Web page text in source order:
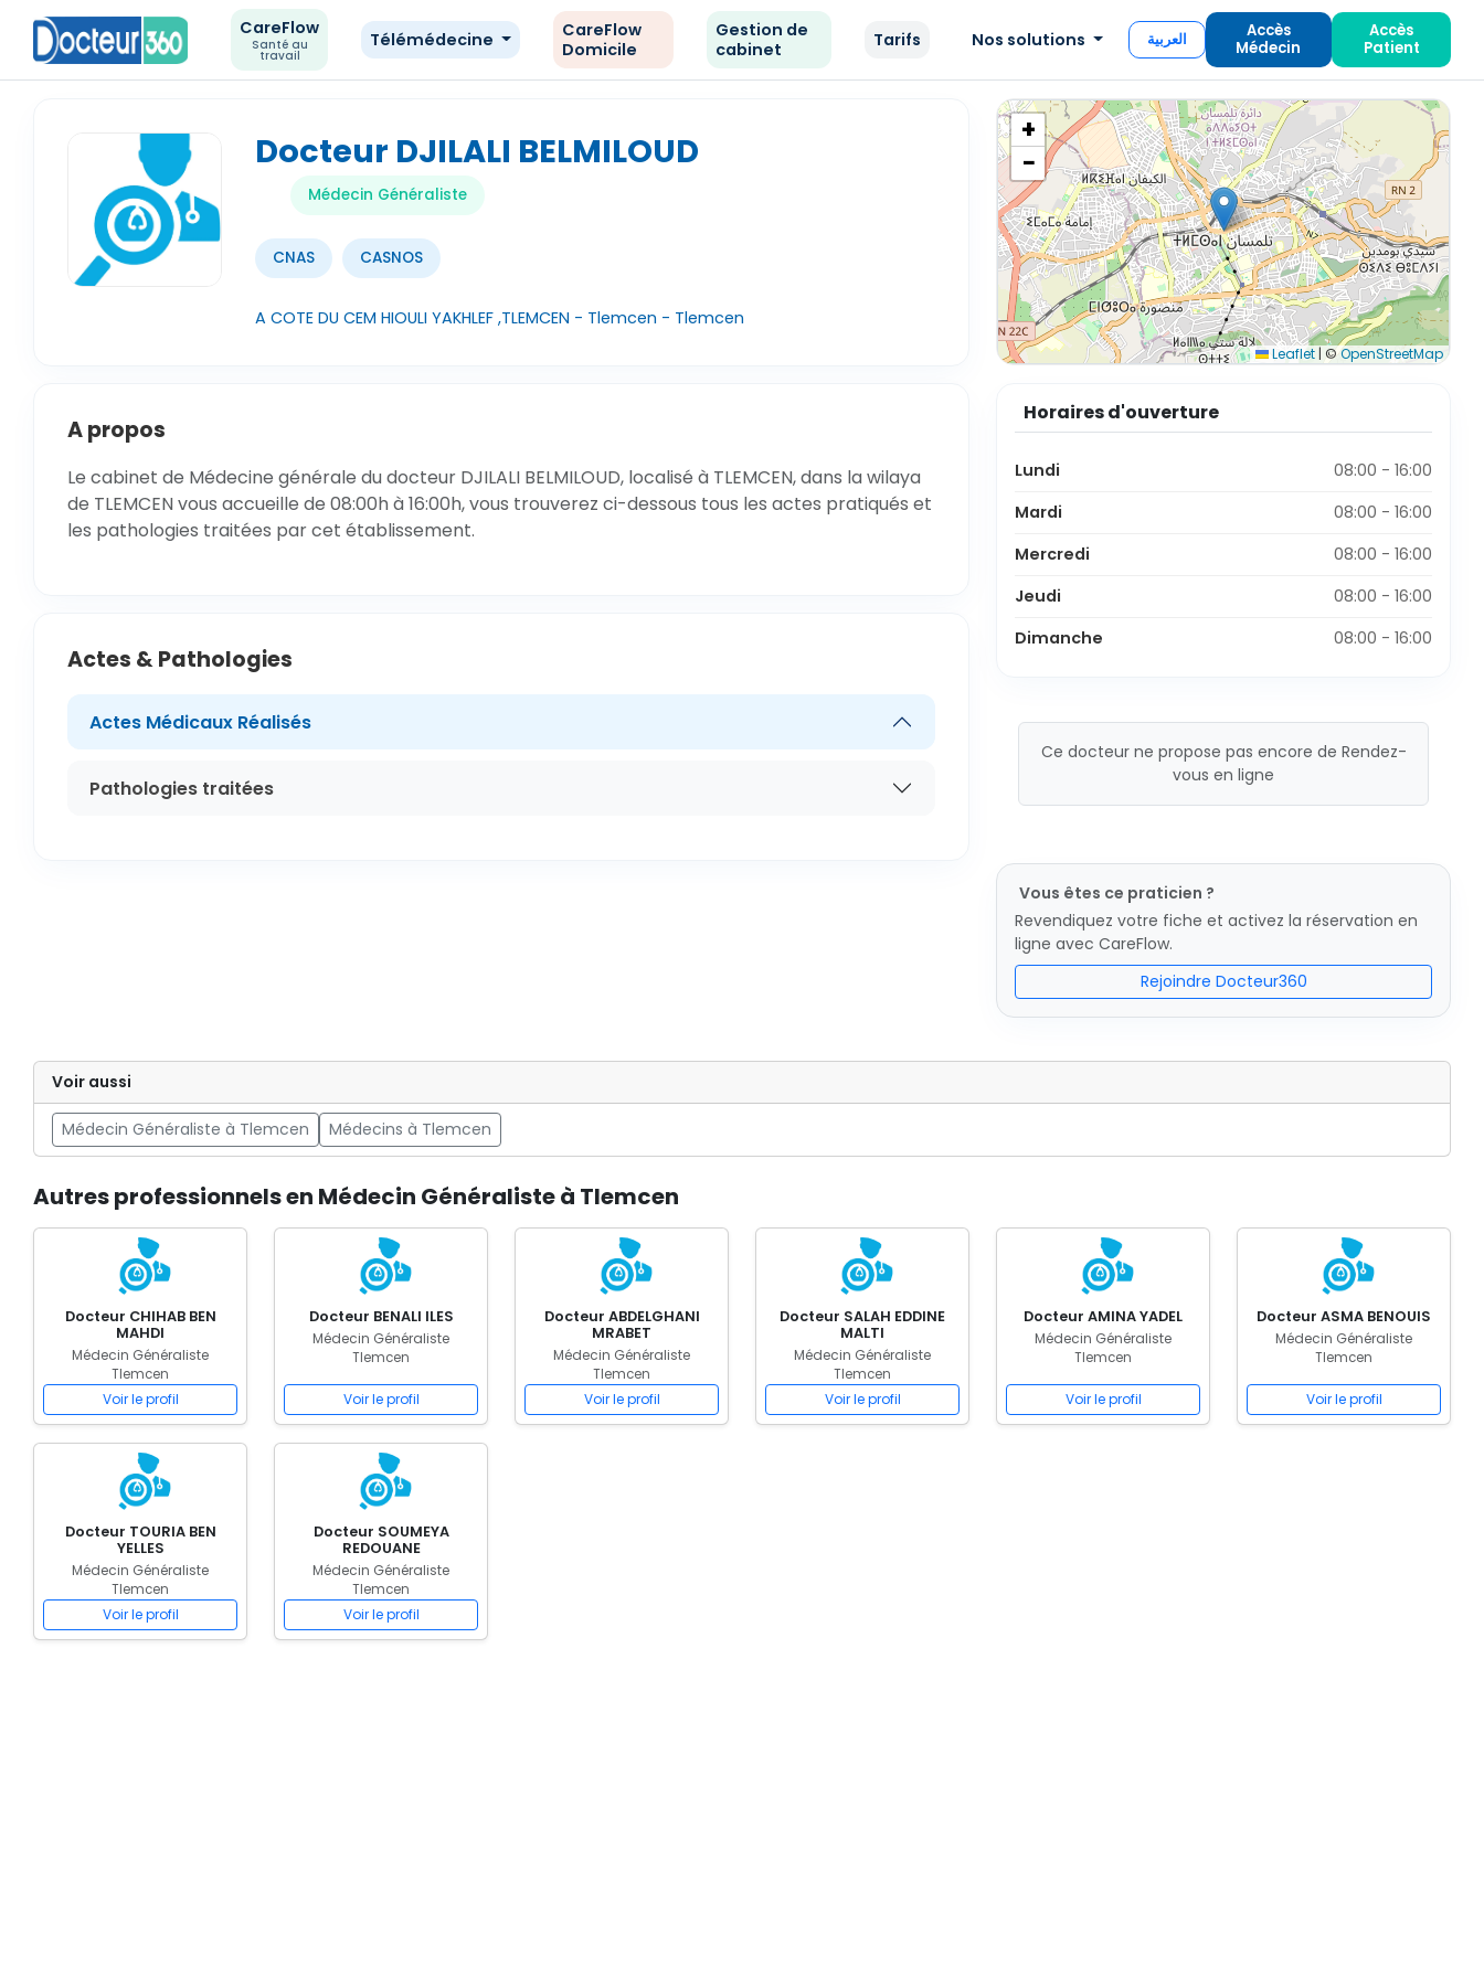
CareFlow
Santé au
travail
Télémédecine
CareFlow
Domicile
Gestion de
cabinet
Tarifs Nos solutions العربية
Accès
Médecin
Accès
Patient
Docteur DJILALI BELMILOUD
Médecin Généraliste
CNAS CASNOS
A COTE DU CEM HIOULI YAKHLEF ,TLEMCEN - Tlemcen - Tlemcen
+
−
Leaflet | ©OpenStreetMap
A propos
Le cabinet de Médecine générale du docteur DJILALI BELMILOUD, localisé à TLEMCEN, dans la wilaya
de TLEMCEN vous accueille de 08:00h à 16:00h, vous trouverez ci-dessous tous les actes pratiqués et
les pathologies traitées par cet établissement.
Actes & Pathologies
Actes Médicaux Réalisés
Pathologies traitées
Horaires d'ouverture
Lundi
08:00 - 16:00
Mardi
08:00 - 16:00
Mercredi
08:00 - 16:00
Jeudi
08:00 - 16:00
Dimanche
08:00 - 16:00
Ce docteur ne propose pas encore de Rendez-
vous en ligne
Vous êtes ce praticien ?
Revendiquez votre fiche et activez la réservation en
ligne avec CareFlow.
Rejoindre Docteur360
Voir aussi
Médecin Généraliste à Tlemcen Médecins à Tlemcen
Autres professionnels en Médecin Généraliste à Tlemcen
Docteur CHIHAB BEN
MAHDI
Médecin Généraliste
Tlemcen
Voir le profil
Docteur BENALI ILES
Médecin Généraliste
Tlemcen
Voir le profil
Docteur ABDELGHANI
MRABET
Médecin Généraliste
Tlemcen
Voir le profil
Docteur SALAH EDDINE
MALTI
Médecin Généraliste
Tlemcen
Voir le profil
Docteur AMINA YADEL
Médecin Généraliste
Tlemcen
Voir le profil
Docteur ASMA BENOUIS
Médecin Généraliste
Tlemcen
Voir le profil
Docteur TOURIA BEN
YELLES
Médecin Généraliste
Tlemcen
Voir le profil
Docteur SOUMEYA
REDOUANE
Médecin Généraliste
Tlemcen
Voir le profil